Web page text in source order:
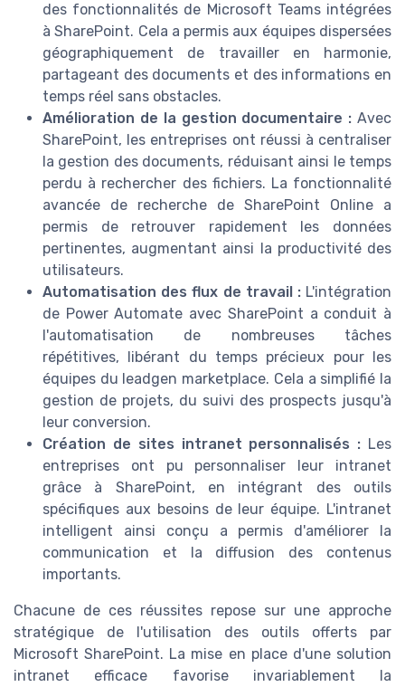
des fonctionnalités de Microsoft Teams intégrées
à SharePoint. Cela a permis aux équipes dispersées
géographiquement de travailler en harmonie,
partageant des documents et des informations en
temps réel sans obstacles.
Amélioration de la gestion documentaire : Avec
SharePoint, les entreprises ont réussi à centraliser
la gestion des documents, réduisant ainsi le temps
perdu à rechercher des fichiers. La fonctionnalité
avancée de recherche de SharePoint Online a
permis de retrouver rapidement les données
pertinentes, augmentant ainsi la productivité des
utilisateurs.
Automatisation des flux de travail : L'intégration
de Power Automate avec SharePoint a conduit à
l'automatisation de nombreuses tâches
répétitives, libérant du temps précieux pour les
équipes du leadgen marketplace. Cela a simplifié la
gestion de projets, du suivi des prospects jusqu'à
leur conversion.
Création de sites intranet personnalisés : Les
entreprises ont pu personnaliser leur intranet
grâce à SharePoint, en intégrant des outils
spécifiques aux besoins de leur équipe. L'intranet
intelligent ainsi conçu a permis d'améliorer la
communication et la diffusion des contenus
importants.
Chacune de ces réussites repose sur une approche
stratégique de l'utilisation des outils offerts par
Microsoft SharePoint. La mise en place d'une solution
intranet efficace favorise invariablement la